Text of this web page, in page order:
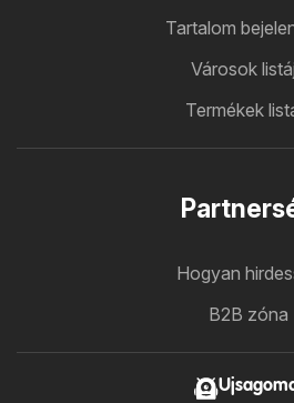
Tartalom
Városok
Termékek
Hogyan
B2B zóna